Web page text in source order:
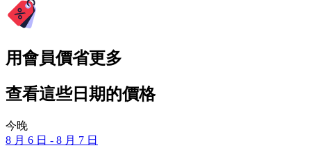
用會員價省更多
查看這些日期的價格
今晚
8 月 6 日 - 8 月 7 日